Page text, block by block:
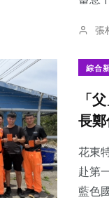
張
綜合
「
長
花東
赴第
藍色